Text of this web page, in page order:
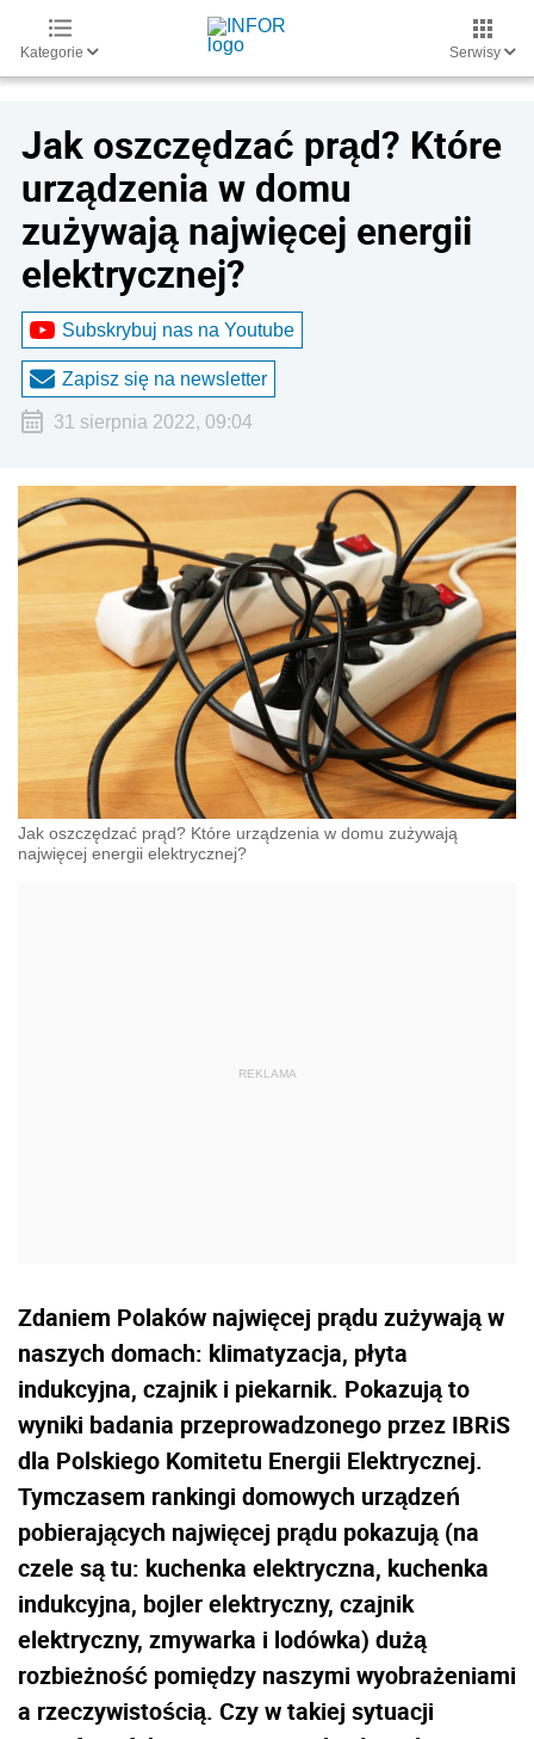
Kategorie Serwisy
Jak oszczędzać prąd? Które
urządzenia w domu
zużywają najwięcej energii
elektrycznej?
Subskrybuj nas na Youtube
Zapisz się na newsletter
31 sierpnia 2022, 09:04
Jak oszczędzać prąd? Które urządzenia w domu zużywają
najwięcej energii elektrycznej?
Zdaniem Polaków najwięcej prądu zużywają w
naszych domach: klimatyzacja, płyta
indukcyjna, czajnik i piekarnik. Pokazują to
wyniki badania przeprowadzonego przez IBRiS
dla Polskiego Komitetu Energii Elektrycznej.
Tymczasem rankingi domowych urządzeń
pobierających najwięcej prądu pokazują (na
czele są tu: kuchenka elektryczna, kuchenka
indukcyjna, bojler elektryczny, czajnik
elektryczny, zmywarka i lodówka) dużą
rozbieżność pomiędzy naszymi wyobrażeniami
a rzeczywistością. Czy w takiej sytuacji